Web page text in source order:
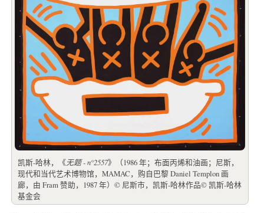
凯斯-哈林，《无题 - n°2557》（1986 年；布面丙烯和油画；尼斯，
现代和当代艺术博物馆，MAMAC，购自巴黎 Daniel Templon 画
廊，由 Fram 赞助，1987 年）© 尼斯市，凯斯-哈林作品© 凯斯-哈林
基金会